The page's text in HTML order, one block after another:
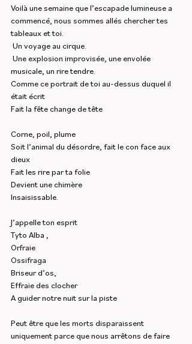
Voilà une semaine que l’escapade lumineuse a
commencé, nous sommes allés chercher tes
tableaux et toi.
Un voyage au cirque.
musicale, un rire tendre.
Comme ce portrait de toi au-dessus duquel il
était écrit
Fait la fête change de tête
Corne, poil, plume
Soit l’animal du désordre, fait le con face aux
dieux
Fait les rire par ta folie
Devient une chimère
Insaisissable.
J’appelle ton esprit
Tyto Alba ,
Orfraie
Ossifraga
Briseur d’os,
Effraie des clocher
A guider notre nuit sur la piste
Peut être que les morts disparaissent
uniquement parce que nous arrêtons de faire